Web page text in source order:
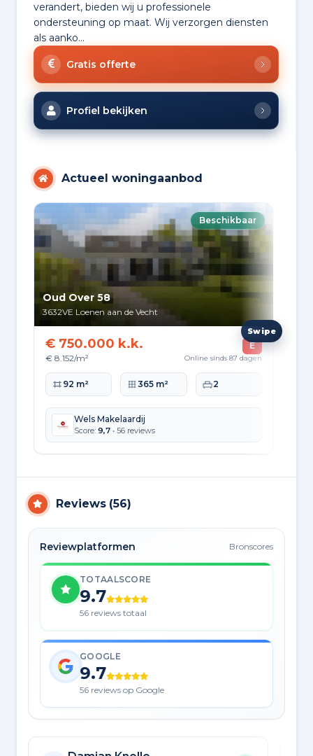
verandert, bieden wij u professionele
ondersteuning op maat. Wij verzorgen diensten
als aanko...
Gratis offerte
Profiel bekijken
Actueel woningaanbod
Beschikbaar
Oud Over 58
3632VE Loenen aan de Vecht
€ 750.000 k.k.
€ 8.152/m²
E
Online sinds 87 dagen
Woonoppervlakte
92 m² Perceeloppervlakte
365 m² Slaapkamers
2
Wels Makelaardij
Score: 9,7 • 56 reviews
Reviews (56)
Reviewplatformen Bronscores
TOTAALSCORE
9.7
56 reviews totaal
GOOGLE
9.7
56 reviews op Google